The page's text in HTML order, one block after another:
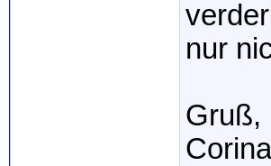
nur
Gruß,
Corina